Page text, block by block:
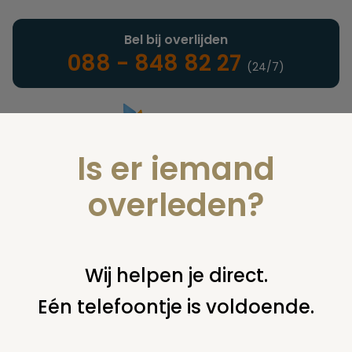
Landelijke uitvaartonderneming
Bel bij overlijden
088 - 848 82 27 (24/7)
U bent hier: home juridisch overige sectie obductie,
Is er iemand
overleden?
Wij helpen je direct.
Eén telefoontje is voldoende.